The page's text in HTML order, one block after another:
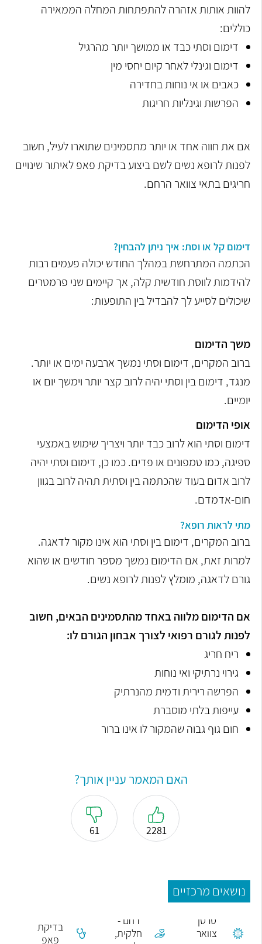
להוות אותות אזהרה להתפתחות המחלה הממאירה
כוללים:
דימום וסתי כבד או ממושך יותר מהרגיל
דימום וגינלי לאחר קיום יחסי מין
כאבים או אי נוחות בחדירה
הפרשות וגינליות חריגות
אם את חווה אחד או יותר מתסמינים שתוארו לעיל, חשוב
לפנות לרופא נשים לשם ביצוע בדיקת פאפ לאיתור שינויים
חריגים בתאי צוואר הרחם.
דימום קל או וסת: איך ניתן להבחין?
הכתמה המתרחשת במהלך החודש יכולה פעמים רבות
להידמות לווסת חודשית קלה, אך קיימים שני פרמטרים
שיכולים לסייע לך להבדיל בין התופעות:
משך הדימום
ברוב המקרים, דימום וסתי נמשך ארבעה ימים או יותר.
מנגד, דימום בין וסתי יהיה לרוב קצר יותר וימשך יום או
יומיים.
אופי הדימום
דימום וסתי הוא לרוב כבד יותר ויצריך שימוש באמצעי
ספיגה, כמו טמפונים או פדים. כמו כן, דימום וסתי יהיה
לרוב אדום בעוד שהכתמה בין וסתית תהיה לרוב בגוון
חום-אדמדם.
מתי לראות רופא?
ברוב המקרים, דימום בין וסתי הוא אינו מקור לדאגה.
למרות זאת, אם הדימום נמשך מספר חודשים או שהוא
גורם לדאגה, מומלץ לפנות לרופא נשים.
אם הדימום מלווה באחד מהתסמינים הבאים, חשוב
לפנות לגורם רפואי לצורך אבחון הגורם לו:
ריח חריג
גירוי נרתיקי ואי נוחות
הפרשה רירית ודמית מהנרתיק
עייפות בלתי מוסברת
חום גוף גבוה שהמקור לו אינו ברור
האם המאמר עניין אותך?
2281
61
נושאים מרכזיים
סרטן
צוואר
רחם -
חלקית,
בדיקת
פאפ